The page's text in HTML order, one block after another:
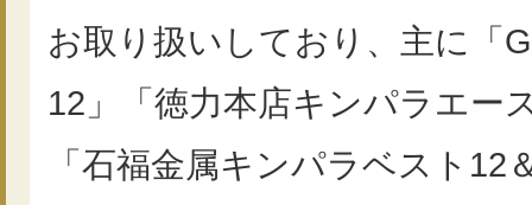
お取り扱いしており、主に「
12」「徳力本店キンパラエー
「石福金属キンパラベスト